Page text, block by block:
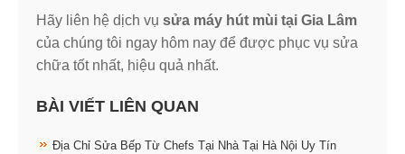
Hãy liên hệ dịch vụ sửa máy hút mùi tại Gia Lâm
của chúng tôi ngay hôm nay để được phục vụ sửa
chữa tốt nhất, hiệu quả nhất.
BÀI VIẾT LIÊN QUAN
Địa Chỉ Sửa Bếp Từ Chefs Tại Nhà Tại Hà Nội Uy Tín